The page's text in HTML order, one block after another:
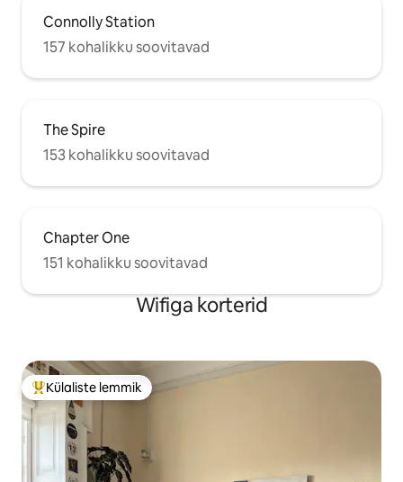
Connolly Station
157 kohalikku soovitavad
The Spire
153 kohalikku soovitavad
Chapter One
151 kohalikku soovitavad
Wifiga korterid
Külaliste suur lemmik
Külaliste lemmik